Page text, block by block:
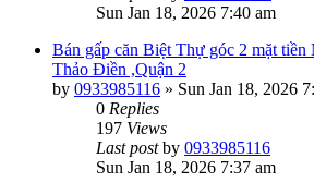
Sun Jan 18, 2026 7:40 am
Bán gấp căn Biệt Thự góc 2 mặt
Thảo Điền ,Quận 2
by 0933985116 » Sun Jan 18, 2026
0 Replies
197 Views
Last postby 0933985116
Sun Jan 18, 2026 7:37 am